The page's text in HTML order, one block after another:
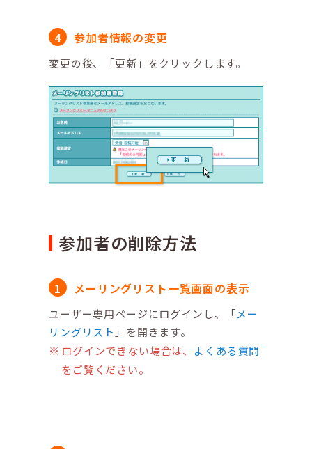
参加者情報の変更
変更の後、「更新」をクリックします。
参加者の削除方法
メーリングリスト一覧画面の表示
ユーザー専用ページにログインし、「メー
リングリスト 」を開きます。
ログインできない場合は、 よくある質問
をご覧ください。